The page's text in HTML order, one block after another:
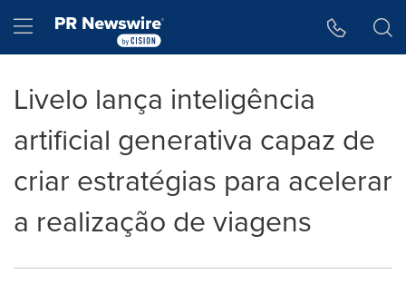
Hamburger menu
Livelo lança inteligência
artificial generativa capaz de
criar estratégias para acelerar
a realização de viagens